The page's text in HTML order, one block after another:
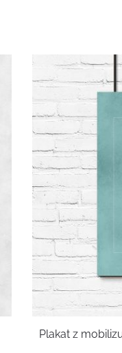
Plakat z